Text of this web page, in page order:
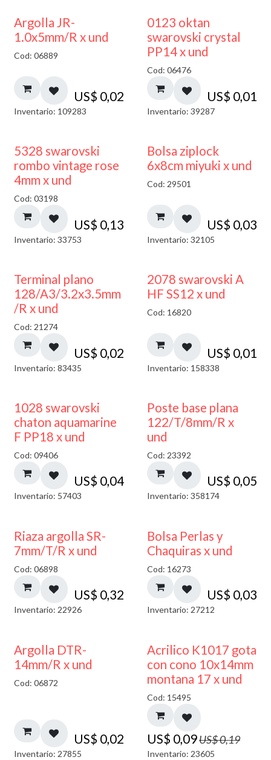
Argolla JR-
1.0x5mm/R x und
Cod: 06889
US$ 0,02
Inventario: 109283
0123 oktan
swarovski crystal
PP14 x und
Cod: 06476
US$ 0,01
Inventario: 39287
5328 swarovski
rombo vintage rose
4mm x und
Cod: 03198
US$ 0,13
Inventario: 33753
¡NUEVO!
Bolsa ziplock
6x8cm miyuki x und
Cod: 29501
US$ 0,03
Inventario: 32105
Terminal plano
128/A3/3.2x3.5mm
/R x und
Cod: 21274
US$ 0,02
Inventario: 83435
2078 swarovski A
HF SS12 x und
Cod: 16820
US$ 0,01
Inventario: 158338
1028 swarovski
chaton aquamarine
F PP18 x und
Cod: 09406
US$ 0,04
Inventario: 57403
Poste base plana
122/T/8mm/R x
und
Cod: 23392
US$ 0,05
Inventario: 358174
Riaza argolla SR-
7mm/T/R x und
Cod: 06898
US$ 0,32
Inventario: 22926
Bolsa Perlas y
Chaquiras x und
Cod: 16273
US$ 0,03
Inventario: 27212
Argolla DTR-
14mm/R x und
Cod: 06872
US$ 0,02
Inventario: 27855
50% DESCUENTO
Acrilico K1017 gota
con cono 10x14mm
montana 17 x und
Cod: 15495
US$ 0,09US$0,19
Inventario: 23605